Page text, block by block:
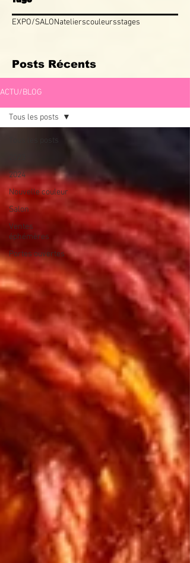
EXPO/SALONatelierscouleursstages
Posts Récents
ACTU/BLOG
2024
Nouvelle couleur
Salon
Ventes
éphémères
Portes ouvertes
Tous les posts